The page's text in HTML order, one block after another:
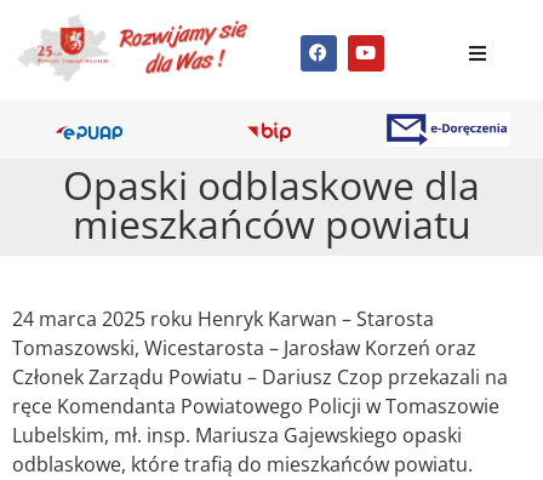
Opaski odblaskowe dla
mieszkańców powiatu
24 marca 2025 roku Henryk Karwan – Starosta
Tomaszowski, Wicestarosta – Jarosław Korzeń oraz
Członek Zarządu Powiatu – Dariusz Czop przekazali na
ręce Komendanta Powiatowego Policji w Tomaszowie
Lubelskim, mł. insp. Mariusza Gajewskiego opaski
odblaskowe, które trafią do mieszkańców powiatu.